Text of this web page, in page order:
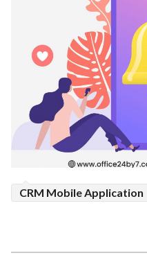
CRM Mobile Application